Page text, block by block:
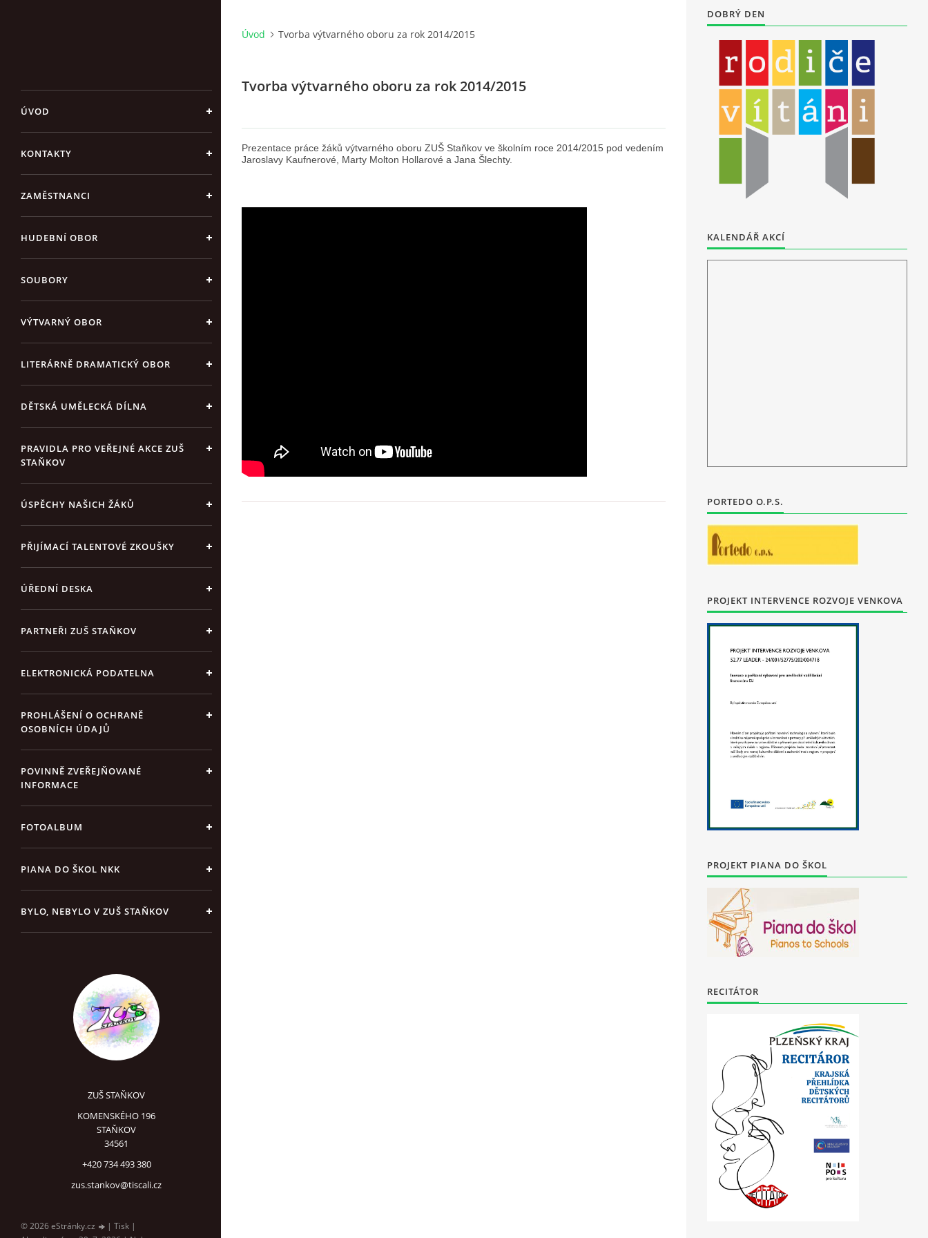
ÚVOD
KONTAKTY
ZAMĚSTNANCI
HUDEBNÍ OBOR
SOUBORY
VÝTVARNÝ OBOR
LITERÁRNĚ DRAMATICKÝ OBOR
DĚTSKÁ UMĚLECKÁ DÍLNA
PRAVIDLA PRO VEŘEJNÉ AKCE ZUŠ
STAŇKOV
ÚSPĚCHY NAŠICH ŽÁKŮ
PŘIJÍMACÍ TALENTOVÉ ZKOUŠKY
ÚŘEDNÍ DESKA
PARTNEŘI ZUŠ STAŇKOV
ELEKTRONICKÁ PODATELNA
PROHLÁŠENÍ O OCHRANĚ
OSOBNÍCH ÚDAJŮ
POVINNĚ ZVEŘEJŇOVANÉ
INFORMACE
FOTOALBUM
PIANA DO ŠKOL NKK
BYLO, NEBYLO V ZUŠ STAŇKOV
ZUŠ STAŇKOV
KOMENSKÉHO 196
STAŇKOV
34561
+420 734 493 380
zus.stankov@tiscali.cz
© 2026 eStránky.cz | Tisk |
Úvod Tvorba výtvarného oboru za rok 2014/2015
Tvorba výtvarného oboru za rok 2014/2015
Prezentace práce žáků výtvarného oboru ZUŠ Staňkov ve školním roce 2014/2015 pod vedením
Jaroslavy Kaufnerové, Marty Molton Hollarové a Jana Šlechty.
DOBRÝ DEN
KALENDÁŘ AKCÍ
PORTEDO O.P.S.
PROJEKT INTERVENCE ROZVOJE VENKOVA
PROJEKT PIANA DO ŠKOL
RECITÁTOR